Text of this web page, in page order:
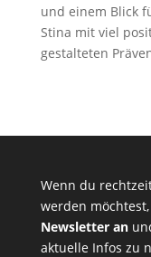
und einem Blick
Stina mit viel
gestalteten
Wenn du
werden
Newsletter an
aktuelle Infos zu